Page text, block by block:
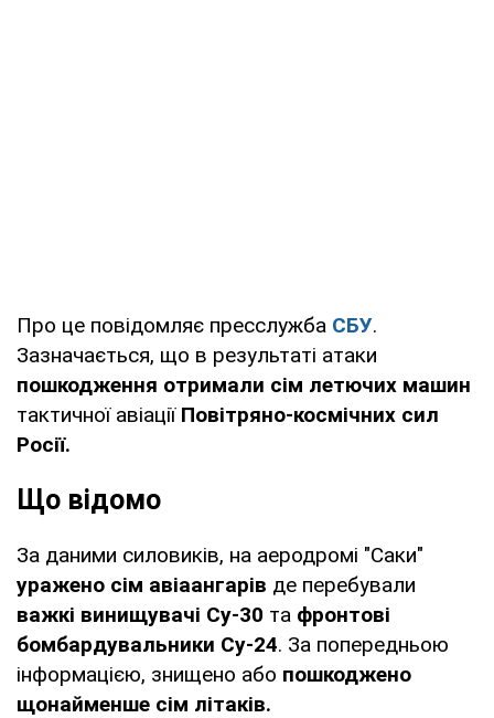
Про це повідомляє пресслужба СБУ.
Зазначається, що в результаті атаки
пошкодження отримали сім летючих машин
тактичної авіаціїПовітряно-космічних сил
Росії.
Що відомо
За даними силовиків, на аеродромі "Саки"
уражено сім авіаангарів де перебували
важкі винищувачі Су-30 та фронтові
бомбардувальники Су-24. За попередньою
інформацією, знищено або пошкоджено
щонайменше сім літаків.